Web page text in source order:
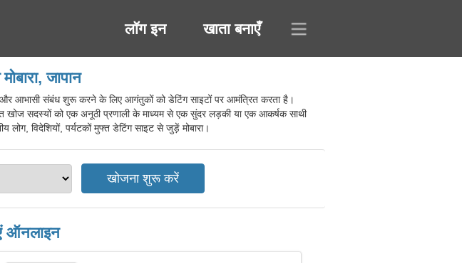
लॉग इन खाता बनाएँ
जापान
और आभासी संबंध शुरू करने के लिए आगंतुकों को डेटिंग साइटों पर आमंत्रित करता है।
खोज सदस्यों को एक अनूठी प्रणाली के माध्यम से एक सुंदर लड़की या एक आकर्षक साथी
लोग, विदेशियों, पर्यटकों मुफ्त डेटिंग साइट से जुड़ें मोबारा।
ऑनलाइन